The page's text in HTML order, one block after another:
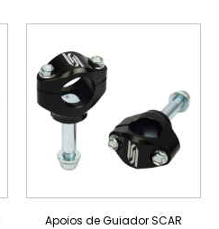
Apoios de Guiador SCAR